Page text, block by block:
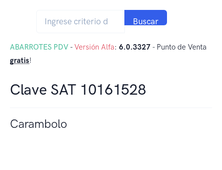
Buscar
ABARROTES PDV -Versión Alfa: 6.0.3327 - Punto de Venta
gratis!
Clave SAT 10161528
Carambolo